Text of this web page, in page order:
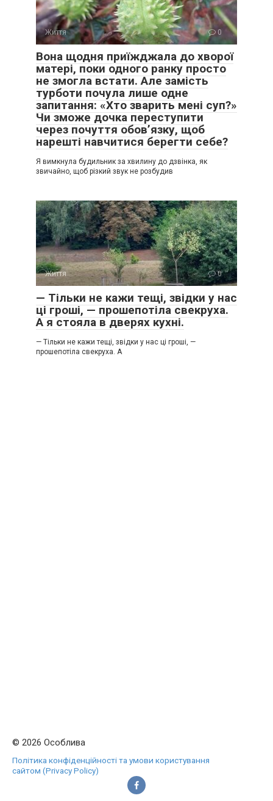
Життя 0
Вона щодня приїжджала до хворої
матері, поки одного ранку просто
не змогла встати. Але замість
турботи почула лише одне
запитання: «Хто зварить мені суп?»
Чи зможе дочка переступити
через почуття обов’язку, щоб
нарешті навчитися берегти себе?
Я вимкнула будильник за хвилину до дзвінка, як
звичайно, щоб різкий звук не розбудив
Життя 0
— Тільки не кажи тещі, звідки у нас
ці гроші, — прошепотіла свекруха.
А я стояла в дверях кухні.
— Тільки не кажи тещі, звідки у нас ці гроші, —
прошепотіла свекруха. А
© 2026 Особлива
Політика конфіденційності та умови користування
сайтом (Privacy Policy)